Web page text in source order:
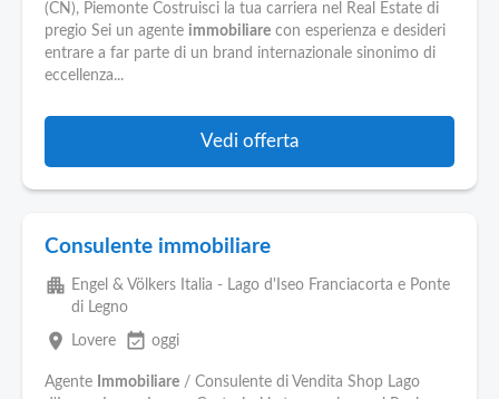
(CN), Piemonte Costruisci la tua carriera nel Real Estate di
pregio Sei un agente immobiliare con esperienza e desideri
entrare a far parte di un brand internazionale sinonimo di
eccellenza...
Vedi offerta
Consulente immobiliare
apartment Engel & Völkers Italia - Lago d'Iseo Franciacorta e Ponte
di Legno
place Lovere event_available oggi
Agente Immobiliare / Consulente di Vendita Shop Lago